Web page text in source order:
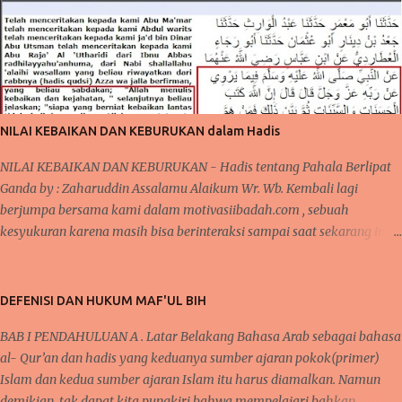
Program Makanan Bergizi ini, pada awalnya mendapat cemoohan
publik karena beberapa kasus di beritakan bahwa ada yang tidak
beres pada makanan yang disediakan sehingga sempat dilaporkan
berdampak buruk bagi kesehatan anak yang mengkomsumsinya.
pada akhirnya di beritakan bahwa orang yang memakannya menjadi
jatuh sakit sehingga dikatakan keracunan makanan dari makanan
NILAI KEBAIKAN DAN KEBURUKAN dalam Hadis
NILAI KEBAIKAN DAN KEBURUKAN - Hadis tentang Pahala Berlipat
Ganda by : Zaharuddin Assalamu Alaikum Wr. Wb. Kembali lagi
berjumpa bersama kami dalam motivasiibadah.com , sebuah
kesyukuran karena masih bisa berinteraksi sampai saat sekarang ini,
kita dari jalan keburukan. Pada beberapa pertemuan sebelumnya,
mengontrol mindset dan niat dalam beribadah, begitupula karena
faktor kebiasaan yang bisa membantu seseorang agar tetap semangat
dalam melaksanakan kebaikan dan bernilai ibadah kepada Allah Swt .
DEFENISI DAN HUKUM MAF'UL BIH
BAB I PENDAHULUAN A . Latar Belakang Bahasa Arab sebagai bahasa
al- Qur’an dan hadis yang keduanya sumber ajaran pokok(primer)
Islam dan kedua sumber ajaran Islam itu harus diamalkan. Namun